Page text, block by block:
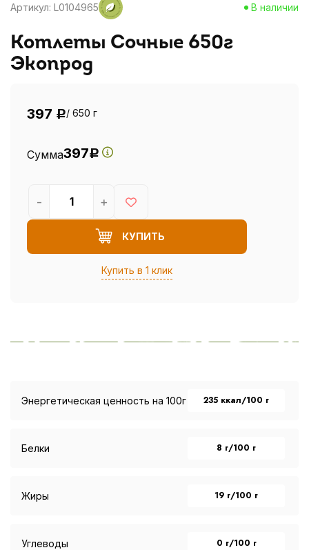
Артикул: L0104965 В наличии
Котлеты Сочные 650г
Экопрод
397 Р/ 650 г
Сумма397Р
КУПИТЬ
Купить в 1 клик
- +
Энергетическая ценность на 100г 235 ккал/100 г
Белки 8 г/100 г
Жиры 19 г/100 г
Углеводы 0 г/100 г